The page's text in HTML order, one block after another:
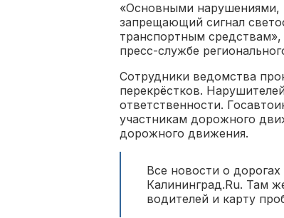
«Основными нарушениями,
запрещающий сигнал
транспортным
пресс-службе
Сотрудники ведомства
перекрёстков.
ответственности.
участникам дорожного
дорожного движения.
Все новости о
Калининград.Ru. Там
водителей и карту